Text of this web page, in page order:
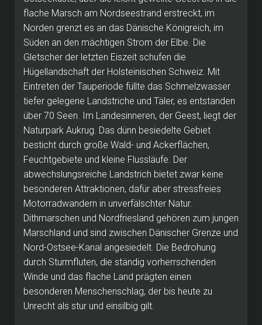
flache Marsch am Nordseestrand erstreckt, im
Norden grenzt es an das Dänische Königreich, im
Süden an den mächtigen Strom der Elbe. Die
Gletscher der letzten Eiszeit schufen die
Hügellandschaft der Holsteinischen Schweiz. Mit
Eintreten der Tauperiode füllte das Schmelzwasser
tiefer gelegene Landstriche und Täler, es entstanden
über 70 Seen. Im Landesinneren, der Geest, liegt der
Naturpark Aukrug. Das dünn besiedelte Gebiet
besticht durch große Wald- und Ackerflächen,
Feuchtgebiete und kleine Flussläufe. Der
abwechslungsreiche Landstrich bietet zwar keine
besonderen Attraktionen, dafür aber stressfreies
Motorradwandern in unverfälschter Natur.
Dithmarschen und Nordfriesland gehören zum jungen
Marschland und sind zwischen Dänischer Grenze und
Nord-Ostsee-Kanal angesiedelt. Die Bedrohung
durch Sturmfluten, die ständig vorherrschenden
Winde und das flache Land prägten einen
besonderen Menschenschlag, der bis heute zu
Unrecht als stur und einsilbig gilt.